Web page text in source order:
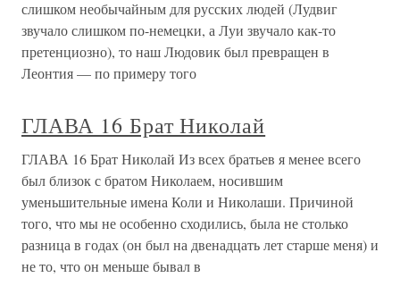
слишком необычайным для русских людей (Лудвиг
звучало слишком по-немецки, а Луи звучало как-то
претенциозно), то наш Людовик был превращен в
Леонтия — по примеру того
ГЛАВА 16 Брат Николай
ГЛАВА 16 Брат Николай Из всех братьев я менее всего
был близок с братом Николаем, носившим
уменьшительные имена Коли и Николаши. Причиной
того, что мы не особенно сходились, была не столько
разница в годах (он был на двенадцать лет старше меня) и
не то, что он меньше бывал в